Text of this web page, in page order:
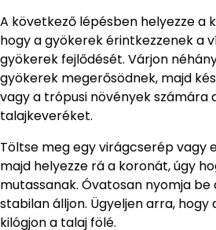
A következő lépésben helyezze a
hogy a gyökerek érintkezzenek a
gyökerek fejlődését. Várjon
gyökerek megerősödnek, majd
vagy a trópusi növények számára
talajkeveréket.
Töltse meg egy virágcserép vagy
majd helyezze rá a koronát, úgy
mutassanak. Óvatosan nyomja be
stabilan álljon. Ügyeljen arra, hogy
kilógjon a talaj fölé.